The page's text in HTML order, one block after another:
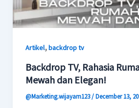
Artikel,backdrop tv
Backdrop TV, Rahasia
Mewah dan Elegan!
@Marketing.wijayam123/December 13,